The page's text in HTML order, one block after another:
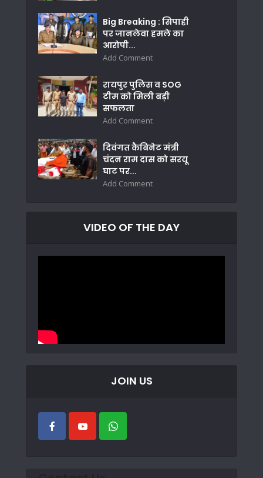
Big Breaking : सिपाही
पर जानलेवा हमले का
आरोपी...
Add Comment
रायपुर पुलिस व SOG
टीम को मिली बड़ी
सफलता
Add Comment
दिवंगत कैबिनेट मंत्री
चंदन राम दास को सरयू
घाट पर...
Add Comment
VIDEO OF THE DAY
JOIN US